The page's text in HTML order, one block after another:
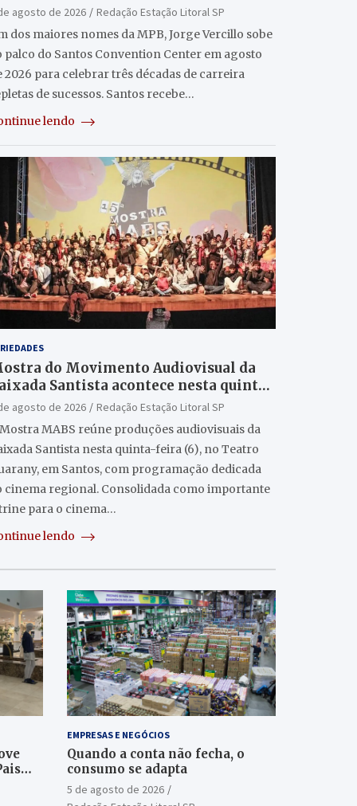
agosto de 2026
Redação Estação Litoral SP
dos maiores nomes da MPB, Jorge Vercillo sobe
palco do Santos Convention Center em agosto
2026 para celebrar três décadas de carreira
de sucessos. Santos recebe…
lendo
do Movimento Audiovisual da
Santista acontece nesta quinta
8) no Teatro Guarany
agosto de 2026
Redação Estação Litoral SP
MABS reúne produções audiovisuais da
Santista nesta quinta-feira (6), no Teatro
em Santos, com programação dedicada
cinema regional. Consolidada como importante
para o cinema…
lendo
EMPRESAS E NEGÓCIOS
Quando a conta não fecha, o
consumo se adapta
5 de agosto de 2026